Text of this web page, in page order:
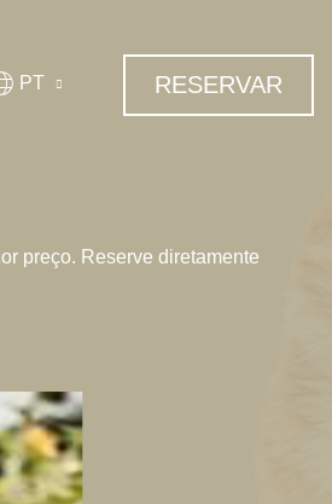
PT RESERVAR
preço. Reserve diretamente